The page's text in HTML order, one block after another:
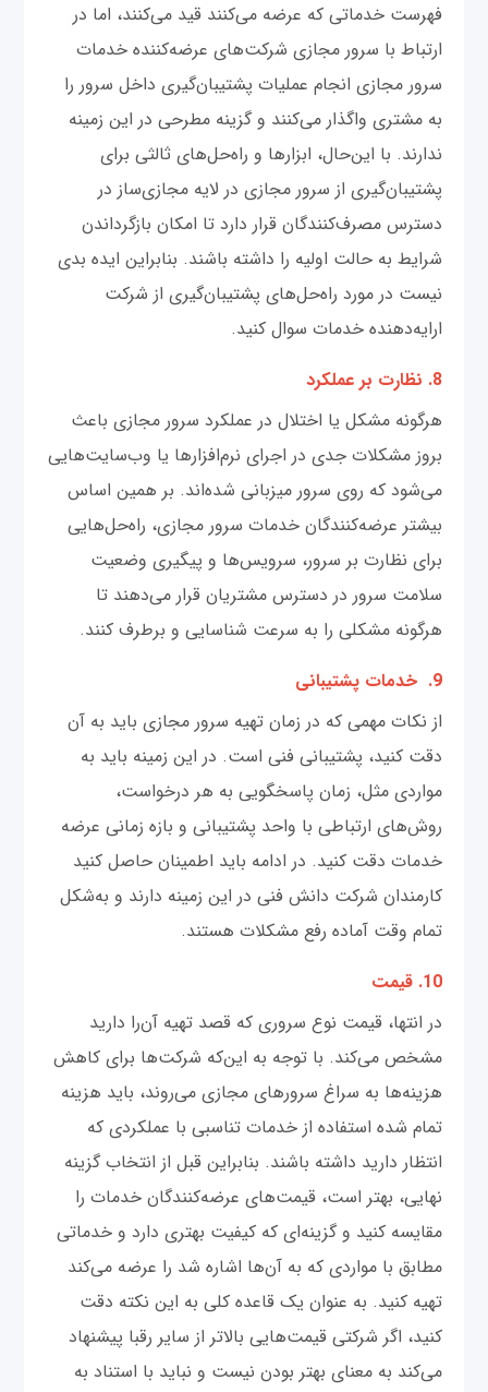
فهرست خدماتی که عرضه می‌کنند قید می‌کنند، اما در
ارتباط با سرور مجازی شرکت‌های عرضه‌کننده خدمات
سرور مجازی انجام عملیات پشتیبان‌گیری داخل سرور را
به مشتری واگذار می‌کنند و گزینه مطرحی در این زمینه
ندارند. با این‌حال، ابزارها و راه‌حل‌های ثالثی برای
پشتیبان‌گیری از سرور مجازی در لایه مجازی‌ساز در
دسترس مصرف‌کنندگان قرار دارد تا امکان بازگرداندن
شرایط به حالت اولیه را داشته باشند. بنابراین ایده بدی
نیست در مورد راه‌حل‌های پشتیبان‌گیری از شرکت
ارایه‌دهنده خدمات سوال کنید.
8. نظارت بر عملکرد
هرگونه مشکل یا اختلال در عملکرد سرور مجازی باعث
بروز مشکلات جدی در اجرای نرم‌افزارها یا وب‌سایت‌هایی
می‌شود که روی سرور میزبانی شده‌اند. بر همین اساس
بیشتر عرضه‌کنندگان خدمات سرور مجازی، راه‌حل‌هایی
برای نظارت بر سرور، سرویس‌ها و پیگیری وضعیت
سلامت سرور در دسترس مشتریان قرار می‌دهند تا
هرگونه مشکلی را به سرعت شناسایی و برطرف کنند.
9. خدمات پشتیبانی
از نکات مهمی که در زمان تهیه سرور مجازی باید به آن
دقت کنید، پشتیبانی فنی است. در این زمینه باید به
مواردی مثل، زمان پاسخگویی به هر درخواست،
روش‌های ارتباطی با واحد پشتیبانی و بازه زمانی عرضه
خدمات دقت کنید. در ادامه باید اطمینان حاصل کنید
کارمندان شرکت دانش فنی در این زمینه دارند و به‌شکل
تمام وقت آماده رفع مشکلات هستند.
10. قیمت
در انتها، قیمت نوع سروری که قصد تهیه آن‌را دارید
مشخص می‌کند. با توجه به این‌که شرکت‌ها برای کاهش
هزینه‌ها به سراغ سرورهای مجازی می‌روند، باید هزینه
تمام شده استفاده از خدمات تناسبی با عملکردی که
انتظار دارید داشته باشند. بنابراین قبل از انتخاب گزینه
نهایی، بهتر است، قیمت‌های عرضه‌کنندگان خدمات را
مقایسه کنید و گزینه‌ای که کیفیت بهتری دارد و خدماتی
مطابق با مواردی که به آن‌ها اشاره شد را عرضه می‌کند
تهیه کنید. به عنوان یک قاعده کلی به این نکته دقت
کنید، اگر شرکتی قیمت‌هایی بالاتر از سایر رقبا پیشنهاد
می‌کند به معنای بهتر بودن نیست و نباید با استناد به